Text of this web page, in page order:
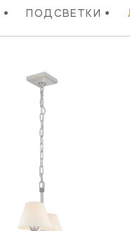
• ПОДСВЕТКИ •